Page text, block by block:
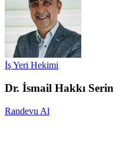
İş Yeri Hekimi
Dr. İsmail Hakkı Serin
Randevu Al